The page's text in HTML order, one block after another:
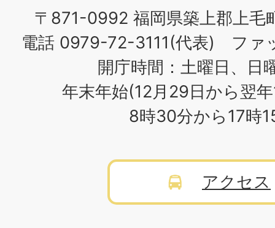
〒871-0992 福岡県築上郡上毛
電話 0979-72-3111(代表) ファ
開庁時間：土曜日、日
年末年始(12月29日から翌
8時30分から17時
アクセス